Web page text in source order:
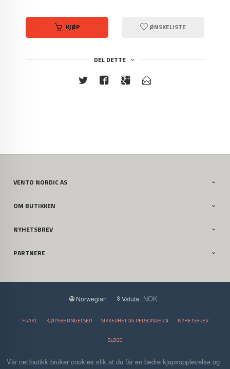
KJØP ØNSKELISTE
DEL DETTE
VENTO NORDIC AS
OM BUTIKKEN
NYHETSBREV
PARTNERE
Norwegian Valuta: NOK
FRAKT KJØPSBETINGELSER SIKKERHET OG PERSONVERN NYHETSBREV
BLOGG
Vår nettbutikk bruker cookies slik at du får en bedre kjøpsopplevelse og